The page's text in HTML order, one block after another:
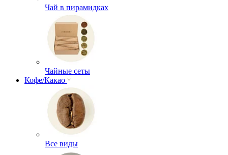
Чай в пирамидках
Чайные сеты
Кофе/Какао
Все виды